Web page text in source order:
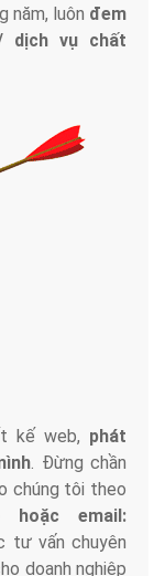
năm, luôn đem
dịch vụ chất
kế web, phát
. Đừng chần
chúng tôi theo
hoặc email:
tư vấn chuyên
doanh nghiệp